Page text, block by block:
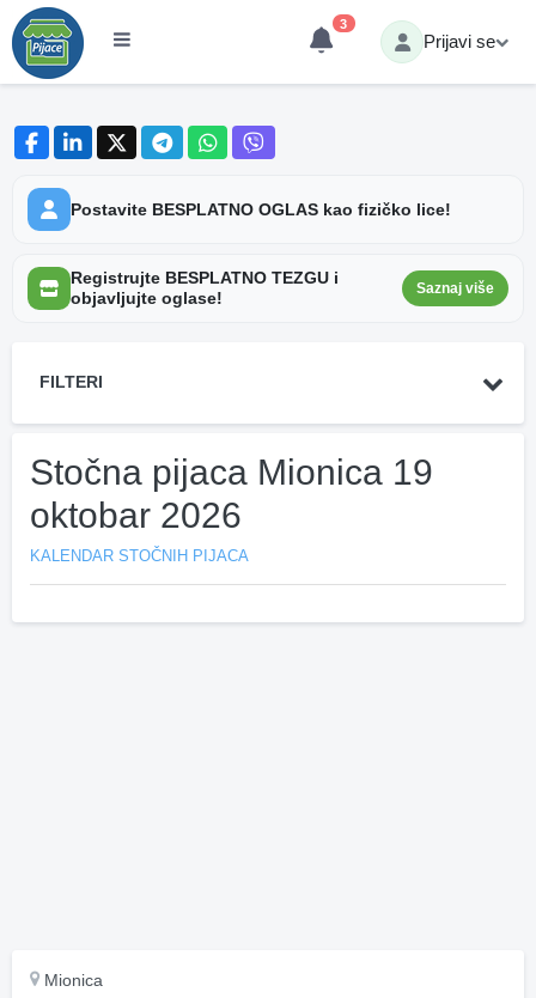
3
Prijavi se
Postavite BESPLATNO OGLAS kao fizičko lice!
Registrujte BESPLATNO TEZGU i
objavljujte oglase!
Saznaj više
FILTERI
Stočna pijaca Mionica 19
oktobar 2026
KALENDAR STOČNIH PIJACA
Mionica